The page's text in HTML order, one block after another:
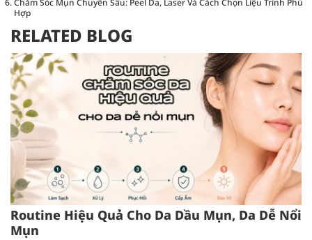
Hợp
RELATED BLOG
Routine Hiệu Quả Cho Da Dầu Mụn, Da Dễ Nổi
Mụn